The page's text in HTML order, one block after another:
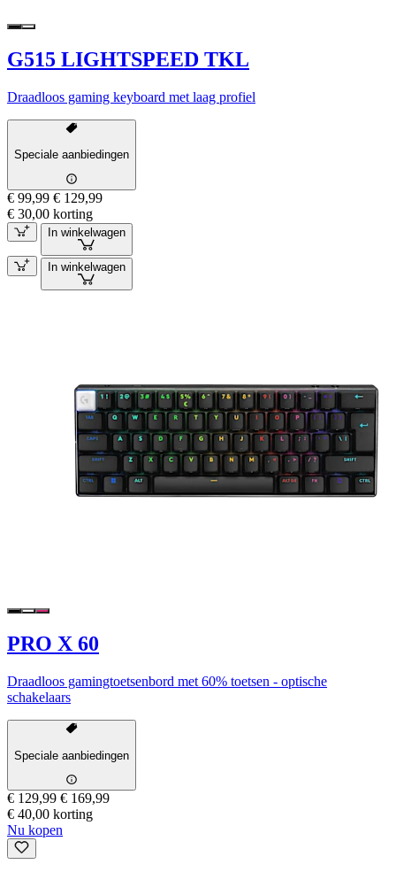
G515 LIGHTSPEED TKL
Draadloos gaming keyboard met laag profiel
Speciale aanbiedingen
€ 99,99 € 129,99
€ 30,00 korting
In winkelwagen
In winkelwagen
PRO X 60
Draadloos gamingtoetsenbord met 60% toetsen - optische
schakelaars
Speciale aanbiedingen
€ 129,99 € 169,99
€ 40,00 korting
Nu kopen